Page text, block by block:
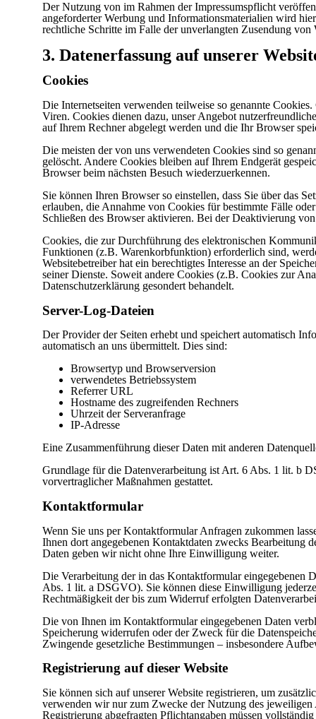
Der Nutzung von im Rahmen der Impressumspflicht
angeforderter Werbung und Informationsmaterialien wird
rechtliche Schritte im Falle der unverlangten Zusendung
3. Datenerfassung auf unserer
Cookies
Die Internetseiten verwenden teilweise so genannte
Viren. Cookies dienen dazu, unser Angebot
auf Ihrem Rechner abgelegt werden und die Ihr Browser
Die meisten der von uns verwendeten Cookies sind so
gelöscht. Andere Cookies bleiben auf Ihrem Endgerät
Browser beim nächsten Besuch wiederzuerkennen.
Sie können Ihren Browser so einstellen, dass Sie über das
erlauben, die Annahme von Cookies für bestimmte Fälle
Schließen des Browser aktivieren. Bei der Deaktivierung
Cookies, die zur Durchführung des elektronischen
Funktionen (z.B. Warenkorbfunktion) erforderlich sind,
Websitebetreiber hat ein berechtigtes Interesse an der
seiner Dienste. Soweit andere Cookies (z.B. Cookies zur
Datenschutzerklärung gesondert behandelt.
Server-Log-Dateien
Der Provider der Seiten erhebt und speichert automatisch
automatisch an uns übermittelt. Dies sind:
Browsertyp und Browserversion
verwendetes Betriebssystem
Referrer URL
Hostname des zugreifenden Rechners
Uhrzeit der Serveranfrage
IP-Adresse
Eine Zusammenführung dieser Daten mit anderen
Grundlage für die Datenverarbeitung ist Art. 6 Abs. 1 lit. b
vorvertraglicher Maßnahmen gestattet.
Kontaktformular
Wenn Sie uns per Kontaktformular Anfragen zukommen
Ihnen dort angegebenen Kontaktdaten zwecks Bearbeitung
Daten geben wir nicht ohne Ihre Einwilligung weiter.
Die Verarbeitung der in das Kontaktformular
Abs. 1 lit. a DSGVO). Sie können diese Einwilligung
Rechtmäßigkeit der bis zum Widerruf erfolgten
Die von Ihnen im Kontaktformular eingegebenen Daten
Speicherung widerrufen oder der Zweck für die
Zwingende gesetzliche Bestimmungen – insbesondere
Registrierung auf dieser Website
Sie können sich auf unserer Website registrieren, um
verwenden wir nur zum Zwecke der Nutzung des
Registrierung abgefragten Pflichtangaben müssen